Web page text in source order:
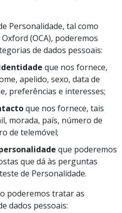
Personalidade, tal como
(OCA), poderemos
de dados pessoais:
que nos fornece,
apelido, sexo, data de
preferências e interesses;
que nos fornece, tais
morada, país, número de
de telemóvel;
que poderemos
que dá às perguntas
de Personalidade.
poderemos tratar as
dados pessoais: